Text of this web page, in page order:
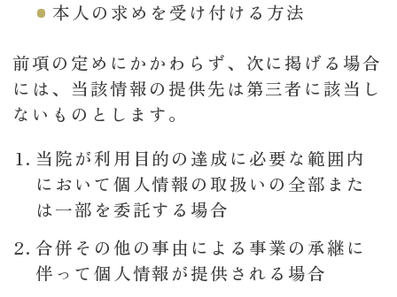
本人の求めを受け付ける方法
前項の定めにかかわらず、次に掲げる場合
には、当該情報の提供先は第三者に該当し
ないものとします。
当院が利用目的の達成に必要な範囲内
において個人情報の取扱いの全部また
は一部を委託する場合
合併その他の事由による事業の承継に
伴って個人情報が提供される場合